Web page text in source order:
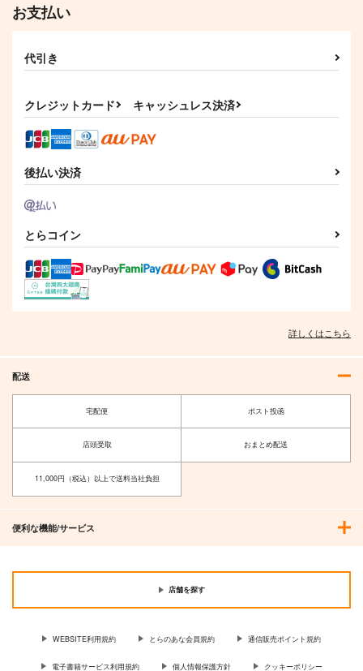
お支払い
代引き
クレジットカード キャッシュレス決済
後払い決済
とらコイン
詳しくはこちら
配送
宅配便 ポスト投函
店頭受取 おまとめ配送
11,000円（税込）以上で送料当社負担
便利な機能/サービス
店舗を探す
WEBSITE利用規約 とらのあな会員規約 通信販売ポイント規約
電子書籍サービス利用規約 個人情報保護方針 クッキーポリシー